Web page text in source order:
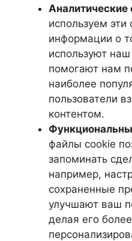
используем
информации о
используют
помогают нам
наиболее
пользователи
контентом.
файлы cookie
запоминать
например,
сохраненные
улучшают ваш
делая его более